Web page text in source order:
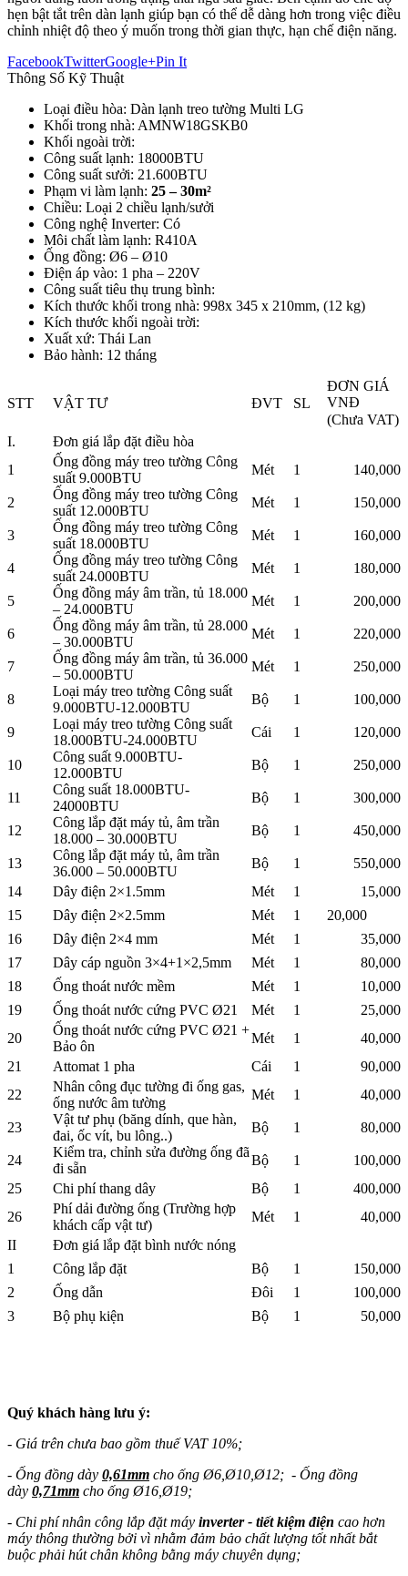
hẹn bật tắt trên dàn lạnh giúp bạn có thể dễ dàng hơn trong việc điều
chỉnh nhiệt độ theo ý muốn trong thời gian thực, hạn chế điện năng.
FacebookTwitterGoogle+Pin It
Thông Số Kỹ Thuật
Loại điều hòa: Dàn lạnh treo tường Multi LG
Khối trong nhà: AMNW18GSKB0
Khối ngoài trời:
Công suất lạnh: 18000BTU
Công suất sưởi: 21.600BTU
Phạm vi làm lạnh: 25 – 30m²
Chiều: Loại 2 chiều lạnh/sưởi
Công nghệ Inverter: Có
Môi chất làm lạnh: R410A
Ống đồng: Ø6 – Ø10
Điện áp vào: 1 pha – 220V
Công suất tiêu thụ trung bình:
Kích thước khối trong nhà: 998x 345 x 210mm, (12 kg)
Kích thước khối ngoài trời:
Xuất xứ: Thái Lan
Bảo hành: 12 tháng
STT VẬT TƯ ĐVT SL
ĐƠN GIÁ
VNĐ
(Chưa VAT)
I.
Đơn giá lắp đặt điều hòa
1
Ống đồng máy treo tường Công
suất 9.000BTU
Mét 1 140,000
2
Ống đồng máy treo tường Công
suất 12.000BTU
Mét 1 150,000
3
Ống đồng máy treo tường Công
suất 18.000BTU
Mét 1 160,000
4
Ống đồng máy treo tường Công
suất 24.000BTU
Mét 1 180,000
5
Ống đồng máy âm trần, tủ 18.000
– 24.000BTU
Mét 1 200,000
6
Ống đồng máy âm trần, tủ 28.000
– 30.000BTU
Mét 1 220,000
7
Ống đồng máy âm trần, tủ 36.000
– 50.000BTU
Mét 1 250,000
8
Loại máy treo tường Công suất
9.000BTU-12.000BTU
Bộ 1 100,000
9
Loại máy treo tường Công suất
18.000BTU-24.000BTU
Cái 1 120,000
10
Công suất 9.000BTU-
12.000BTU
Bộ 1 250,000
11
Công suất 18.000BTU-
24000BTU
Bộ 1 300,000
12
Công lắp đặt máy tủ, âm trần
18.000 – 30.000BTU
Bộ 1 450,000
13
Công lắp đặt máy tủ, âm trần
36.000 – 50.000BTU
Bộ 1
550,000
14
Dây điện 2×1.5mm Mét 1
15,000
15
Dây điện 2×2.5mm Mét 1
20,000
16
Dây điện 2×4 mm Mét 1
35,000
17
Dây cáp nguồn 3×4+1×2,5mm Mét 1
80,000
18
Ống thoát nước mềm Mét 1
10,000
19
Ống thoát nước cứng PVC Ø21 Mét 1
25,000
20
Ống thoát nước cứng PVC Ø21 +
Bảo ôn
Mét 1
40,000
21
Attomat 1 pha Cái 1
90,000
22
Nhân công đục tường đi ống gas,
ống nước âm tường
Mét 1 40,000
23
Vật tư phụ (băng dính, que hàn,
đai, ốc vít, bu lông..)
Bộ 1 80,000
24
Kiểm tra, chỉnh sửa đường ống đã
đi sẵn
Bộ 1
100,000
25
Chi phí thang dây Bộ 1
400,000
26
Phí dải đường ống (Trường hợp
khách cấp vật tư)
Mét 1
40,000
II
Đơn giá lắp đặt bình nước nóng
1
Công lắp đặt Bộ 1
150,000
2
Ống dẫn Đôi 1
100,000
3
Bộ phụ kiện Bộ 1 50,000
Quý khách hàng lưu ý:
- Giá trên chưa bao gồm thuế VAT 10%;
- Ống đồng dày 0,61mm cho ống Ø6,Ø10,Ø12; - Ống đồng
dày 0,71mm cho ống Ø16,Ø19;
- Chi phí nhân công lắp đặt máy inverter - tiết kiệm điện cao hơn
máy thông thường bởi vì nhằm đảm bảo chất lượng tốt nhất bắt
buộc phải hút chân không bằng máy chuyên dụng;